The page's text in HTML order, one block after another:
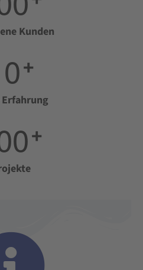
Kunden
0+
0+